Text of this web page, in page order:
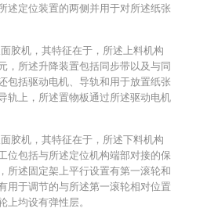
述定位装置的两侧并用于对所述纸张
胶机，其特征在于，所述上料机构
，所述升降装置包括同步带以及与同
包括驱动电机、导轨和用于放置纸张
轨上，所述置物板通过所述驱动电机
胶机，其特征在于，所述下料机构
位包括与所述定位机构端部对接的保
所述固定架上平行设置有第一滚轮和
用于调节的与所述第一滚轮相对位置
上均设有弹性层。